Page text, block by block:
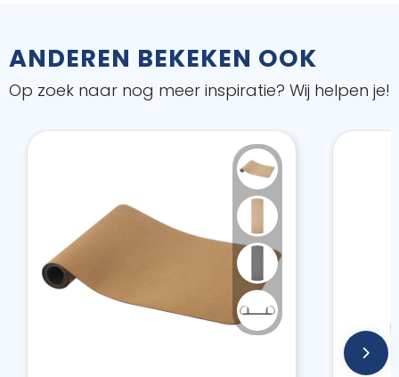
ANDEREN BEKEKEN OOK
Op zoek naar nog meer inspiratie? Wij helpen je!